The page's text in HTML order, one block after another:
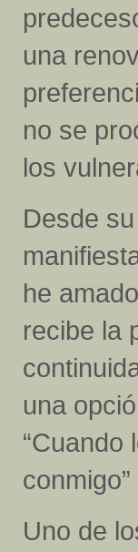
una
no se
los
Desde
he
recibe la
una
“Cuando
Uno de